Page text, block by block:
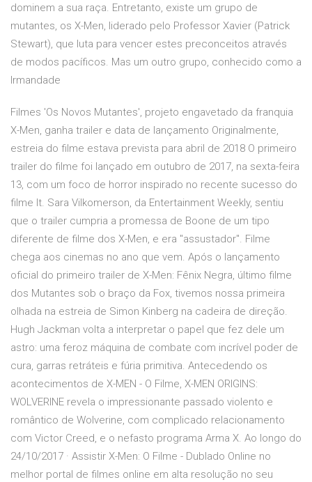
dominem a sua raça. Entretanto, existe um grupo de
mutantes, os X-Men, liderado pelo Professor Xavier (Patrick
Stewart), que luta para vencer estes preconceitos através
de modos pacíficos. Mas um outro grupo, conhecido como a
Irmandade
Filmes 'Os Novos Mutantes', projeto engavetado da franquia
X-Men, ganha trailer e data de lançamento Originalmente,
estreia do filme estava prevista para abril de 2018 O primeiro
trailer do filme foi lançado em outubro de 2017, na sexta-feira
13, com um foco de horror inspirado no recente sucesso do
filme It. Sara Vilkomerson, da Entertainment Weekly, sentiu
que o trailer cumpria a promessa de Boone de um tipo
diferente de filme dos X-Men, e era "assustador". Filme
chega aos cinemas no ano que vem. Após o lançamento
oficial do primeiro trailer de X-Men: Fênix Negra, último filme
dos Mutantes sob o braço da Fox, tivemos nossa primeira
olhada na estreia de Simon Kinberg na cadeira de direção.
Hugh Jackman volta a interpretar o papel que fez dele um
astro: uma feroz máquina de combate com incrível poder de
cura, garras retráteis e fúria primitiva. Antecedendo os
acontecimentos de X-MEN - O Filme, X-MEN ORIGINS:
WOLVERINE revela o impressionante passado violento e
romântico de Wolverine, com complicado relacionamento
com Victor Creed, e o nefasto programa Arma X. Ao longo do
24/10/2017 · Assistir X-Men: O Filme - Dublado Online no
melhor portal de filmes online em alta resolução no seu